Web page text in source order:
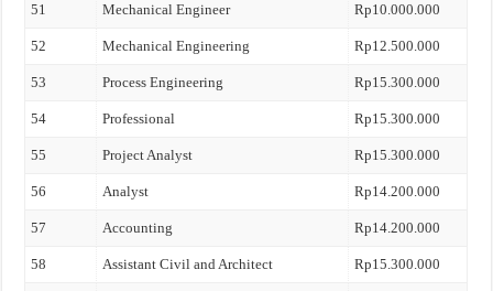
51 Mechanical Engineer Rp10.000.000
52 Mechanical Engineering Rp12.500.000
53 Process Engineering Rp15.300.000
54 Professional Rp15.300.000
55 Project Analyst Rp15.300.000
56 Analyst Rp14.200.000
57 Accounting Rp14.200.000
58 Assistant Civil and Architect Rp15.300.000